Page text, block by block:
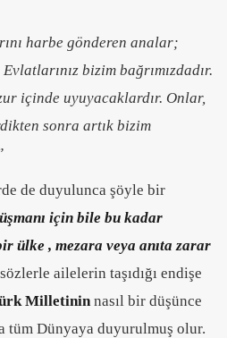
harbe gönderen analar;
bizim bağrımızdadır.
içinde uyuyacaklardır. Onlar,
sonra artık bizim
de duyulunca şöyle bir
için bile bu kadar
ülke , mezara veya anıta zarar
ailelerin taşıdığı endişe
Milletinin nasıl bir düşünce
tüm Dünyaya duyurulmuş olur.